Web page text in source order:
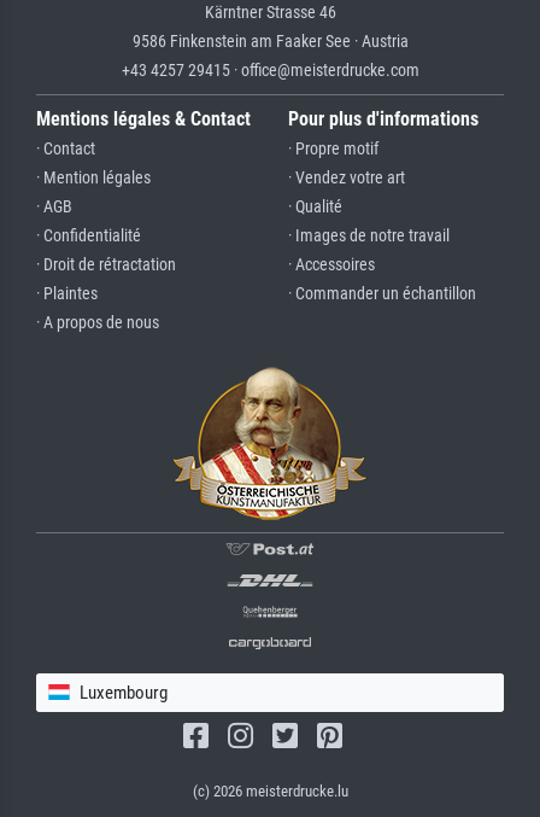
Kärntner Strasse 46
9586 Finkenstein am Faaker See · Austria
+43 4257 29415 · office@meisterdrucke.com
Mentions légales & Contact
· Contact
· Mention légales
· AGB
· Confidentialité
· Droit de rétractation
· Plaintes
· A propos de nous
Pour plus d'informations
· Propre motif
· Vendez votre art
· Qualité
· Images de notre travail
· Accessoires
· Commander un échantillon
Luxembourg
(c) 2026 meisterdrucke.lu